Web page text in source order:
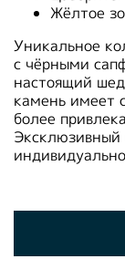
Жёлтое
Уникальное
с чёрными
настоящий
камень имеет
более
Эксклюзивный